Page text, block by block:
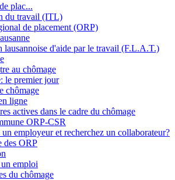
plac...
du travail (ITL)
de placement (ORP)
lausannoise d'aide par le travail (F.L.A.T.)
au chômage
le premier jour
chômage
ligne
actives dans le cadre du chômage
ORP-CSR
un employeur et recherchez un collaborateur?
des ORP
emploi
du chômage